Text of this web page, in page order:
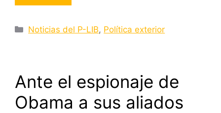
Categorías
Noticias del P-LIB, Política exterior
Ante el espionaje de
Obama a sus aliados